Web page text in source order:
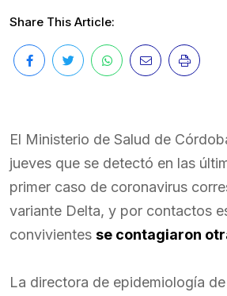
Share This Article:
El Ministerio de Salud de
jueves que se detectó en las
primer caso de coronavirus
variante Delta, y por contactos
convivientes se contagiaron
La directora de epidemiología